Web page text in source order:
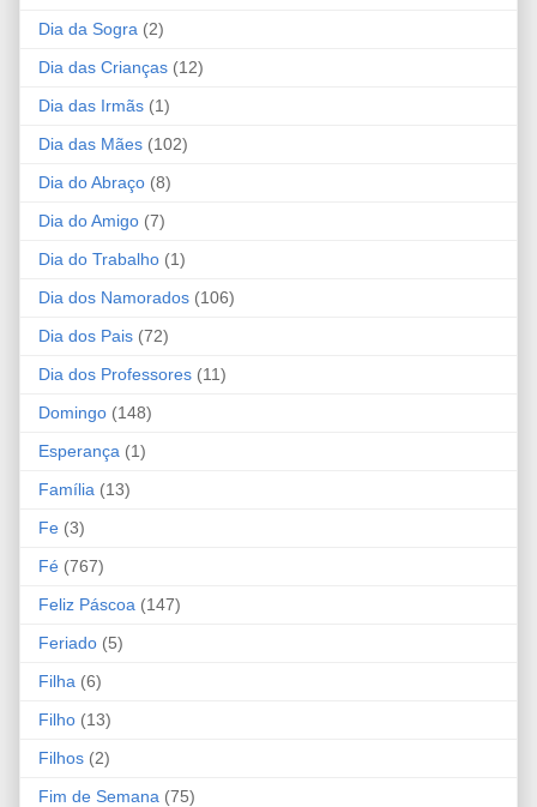
Dia da Sogra (2)
Dia das Crianças (12)
Dia das Irmãs (1)
Dia das Mães (102)
Dia do Abraço (8)
Dia do Amigo (7)
Dia do Trabalho (1)
Dia dos Namorados (106)
Dia dos Pais (72)
Dia dos Professores (11)
Domingo (148)
Esperança (1)
Família (13)
Fe (3)
Fé (767)
Feliz Páscoa (147)
Feriado (5)
Filha (6)
Filho (13)
Filhos (2)
Fim de Semana (75)